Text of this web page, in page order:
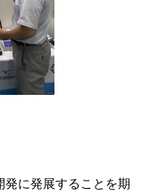
発に発展することを期